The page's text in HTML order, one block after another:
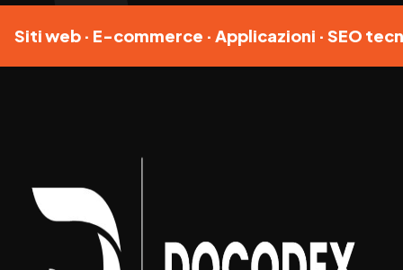
Siti web · E-commerce · Applicazioni · SEO